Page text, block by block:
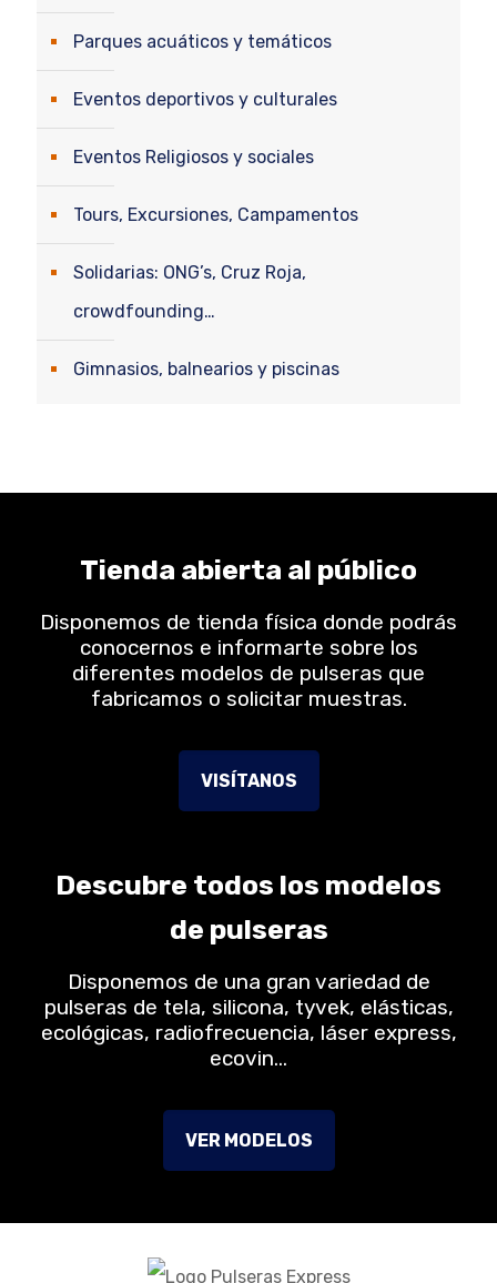
Parques acuáticos y temáticos
Eventos deportivos y culturales
Eventos Religiosos y sociales
Tours, Excursiones, Campamentos
Solidarias: ONG’s, Cruz Roja,
crowdfounding…
Gimnasios, balnearios y piscinas
Tienda abierta al público
Disponemos de tienda física donde podrás
conocernos e informarte sobre los
diferentes modelos de pulseras que
fabricamos o solicitar muestras.
VISÍTANOS
Descubre todos los modelos
de pulseras
Disponemos de una gran variedad de
pulseras de tela, silicona, tyvek, elásticas,
ecológicas, radiofrecuencia, láser express,
ecovin…
VER MODELOS